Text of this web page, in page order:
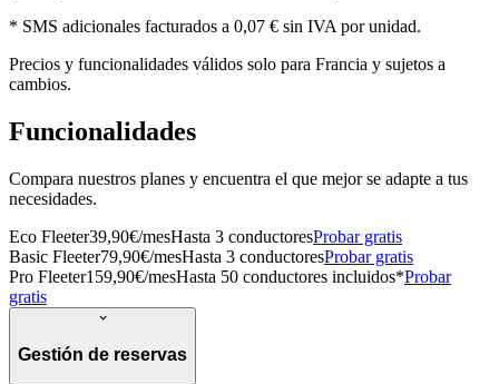
* SMS adicionales facturados a 0,07 € sin IVA por unidad.
Precios y funcionalidades válidos solo para Francia y sujetos a
cambios.
Funcionalidades
Compara nuestros planes y encuentra el que mejor se adapte a tus
necesidades.
Eco Fleeter39,90€/mesHasta 3 conductoresProbar gratis
Basic Fleeter79,90€/mesHasta 3 conductoresProbar gratis
Pro Fleeter159,90€/mesHasta 50 conductores incluidos*Probar
gratis
Gestión de reservas